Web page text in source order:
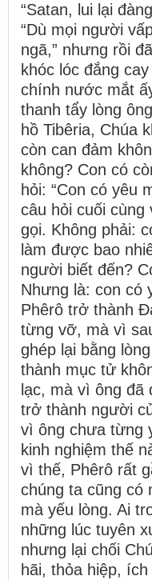
“Satan, lui lại
“Dù mọi người
ngã,” nhưng rồi
khóc lóc đắng
chính nước mắt
thanh tẩy lòng
hồ Tibêria, Chúa
còn can đảm
không? Con có
hỏi: “Con có yêu
câu hỏi cuối cùng
gọi. Không phải:
làm được bao
người biết đến?
Nhưng là: con có
Phêrô trở thành
từng vỡ, mà vì
ghép lại bằng
thành mục tử
lạc, mà vì ông
trở thành người
vì ông chưa từng
kinh nghiệm thế
vì thế, Phêrô rất
chúng ta cũng có
mà yếu lòng. Ai
những lúc tuyên
nhưng lại chối
hãi, thỏa hiệp,